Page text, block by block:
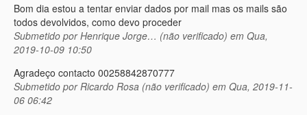
Bom dia estou a tentar enviar dados por mail mas os mails são
todos devolvidos, como devo proceder
Submetido porHenrique Jorge… (não verificado) em Qua,
2019-10-09 10:50
Agradeço contacto 00258842870777
Submetido por Ricardo Rosa (não verificado) em Qua, 2019-11-
06 06:42